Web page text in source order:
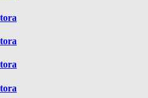
tora
tora
tora
tora